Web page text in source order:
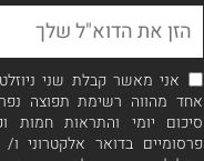
אני מאשר קבלת שני
אחד מהווה רשימת תפוצה
סיכום יומי והתראות חמות
פרסומיים בדואר אלקטרוני